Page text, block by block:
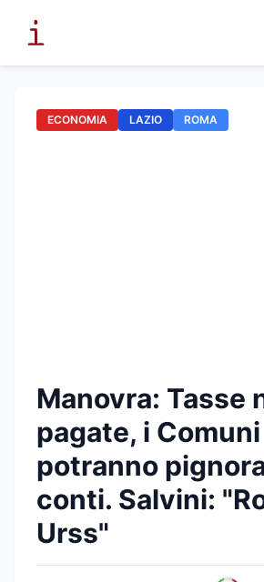
ECONOMIA LAZIO ROMA
Manovra: Tasse
pagate, i Comuni
potranno
conti. Salvini:
Urss"